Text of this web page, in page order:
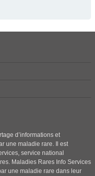
d’informations et
une maladie rare. Il est
service national
Maladies Rares Info Services
une maladie rare dans leur